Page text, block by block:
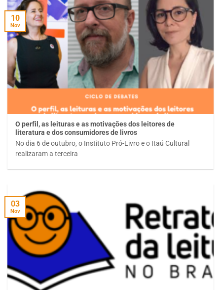
O perfil, as leituras e as motivações dos leitores de
literatura e dos consumidores de livros
No dia 6 de outubro, o Instituto Pró-Livro e o Itaú Cultural
realizaram a terceira
10
Nov
03
Nov